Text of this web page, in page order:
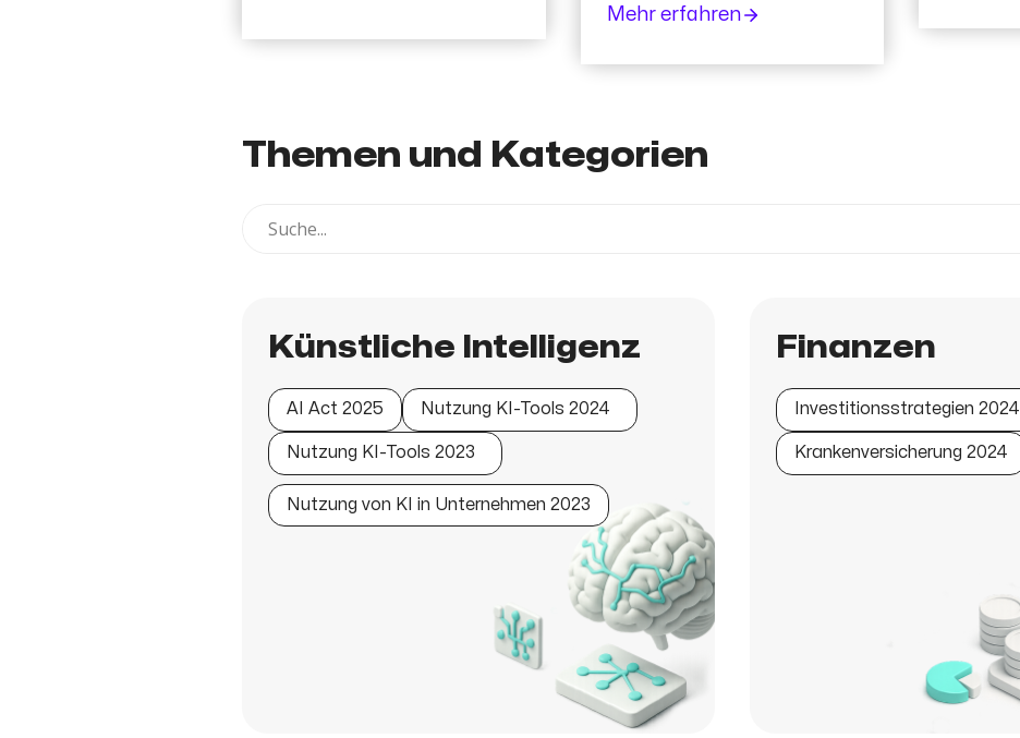
Mehr erfahren
Themen und Kategorien
Künstliche Intelligenz
AI Act 2025 Nutzung KI-Tools 2024
Nutzung KI-Tools 2023
Nutzung von KI in Unternehmen 2023
Finanzen
Investitionsstrategien 2024
Krankenversicherung 2024